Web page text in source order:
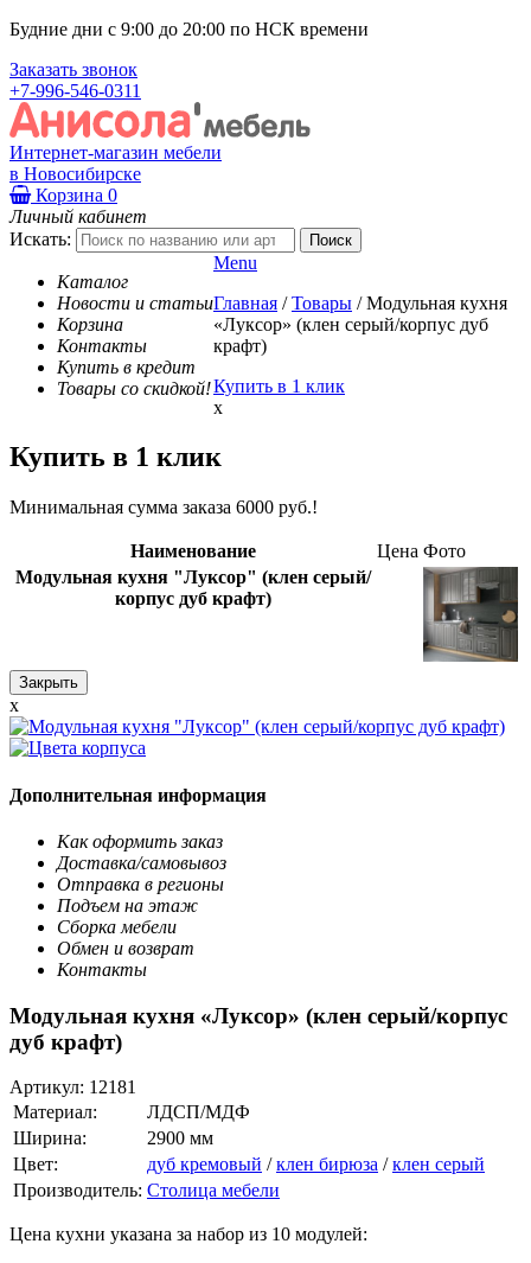
Будние дни с 9:00 до 20:00 по НСК времени
Заказать звонок
+7-996-546-0311
Интернет-магазин мебели
в Новосибирске
Корзина 0
Личный кабинет
Искать:
Каталог
Новости и статьи
Корзина
Контакты
Купить в кредит
Товары со скидкой!
Menu
Главная / Товары / Модульная кухня
«Луксор» (клен серый/корпус дуб
крафт)
Купить в 1 клик
x
Купить в 1 клик
Минимальная сумма заказа 6000 руб.!
Наименование Цена Фото
Модульная кухня "Луксор" (клен серый/
корпус дуб крафт)
Закрыть
x
Дополнительная информация
Как оформить заказ
Доставка/самовывоз
Отправка в регионы
Подъем на этаж
Сборка мебели
Обмен и возврат
Контакты
Модульная кухня «Луксор» (клен серый/корпус
дуб крафт)
Артикул: 12181
Материал:
ЛДСП/МДФ
Ширина:
2900 мм
Цвет:
дуб кремовый /клен бирюза /клен серый
Производитель: Столица мебели
Цена кухни указана за набор из 10 модулей: